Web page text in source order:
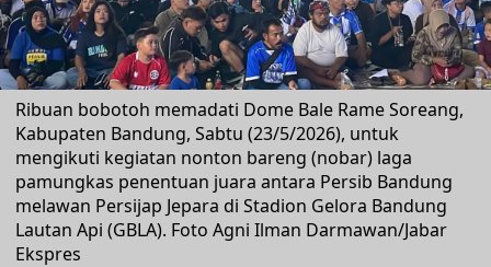
Ribuan bobotoh memadati Dome Bale Rame Soreang,
Kabupaten Bandung, Sabtu (23/5/2026), untuk
mengikuti kegiatan nonton bareng (nobar) laga
pamungkas penentuan juara antara Persib Bandung
melawan Persijap Jepara di Stadion Gelora Bandung
Lautan Api (GBLA). Foto Agni Ilman Darmawan/Jabar
Ekspres